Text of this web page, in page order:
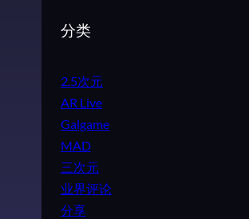
分类
2.5次元
AR Live
Galgame
MAD
三次元
业界评论
分享